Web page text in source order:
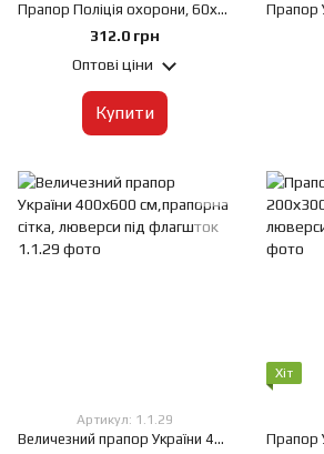
Прапор Поліція охорони, 60х90 см, Штучний шовк 50 г/м², Сублімаційний друк, односторонній, Кишеня під древко зліва
312.0 грн
Оптові ціни
Купити
Артикул: 1.1.29
Величезний прапор України 400х600 см,прапорна сітка, люверси під флагшток
Хіт